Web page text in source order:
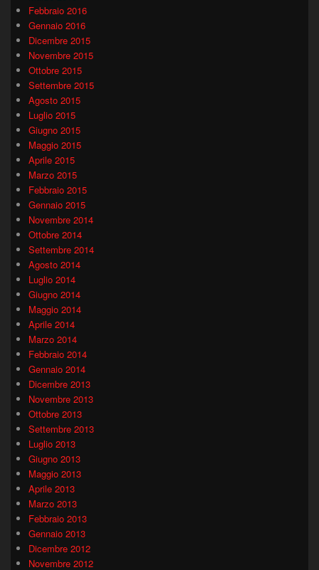
Febbraio 2016
Gennaio 2016
Dicembre 2015
Novembre 2015
Ottobre 2015
Settembre 2015
Agosto 2015
Luglio 2015
Giugno 2015
Maggio 2015
Aprile 2015
Marzo 2015
Febbraio 2015
Gennaio 2015
Novembre 2014
Ottobre 2014
Settembre 2014
Agosto 2014
Luglio 2014
Giugno 2014
Maggio 2014
Aprile 2014
Marzo 2014
Febbraio 2014
Gennaio 2014
Dicembre 2013
Novembre 2013
Ottobre 2013
Settembre 2013
Luglio 2013
Giugno 2013
Maggio 2013
Aprile 2013
Marzo 2013
Febbraio 2013
Gennaio 2013
Dicembre 2012
Novembre 2012